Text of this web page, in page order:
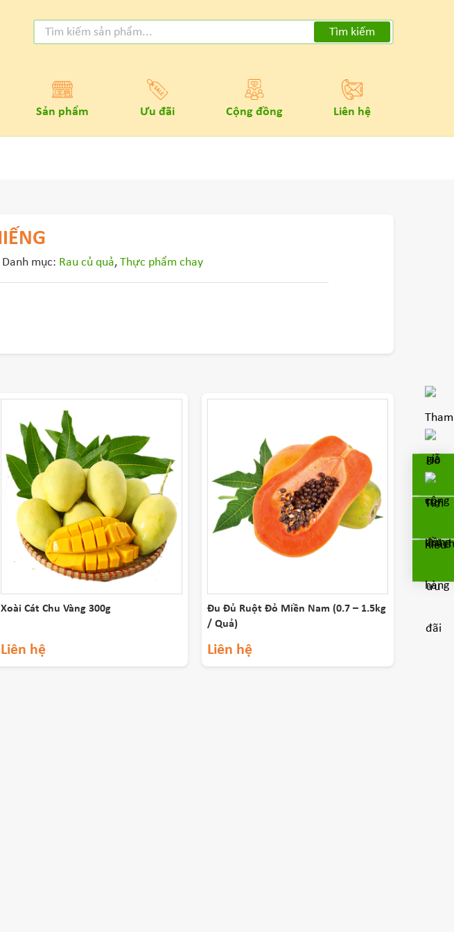
Tìm kiếm
Sản phẩm Ưu đãi Cộng đồng Liên hệ
Danh mục: Rau củ quả, Thực phẩm chay
Xoài Cát Chu Vàng 300g
Liên hệ
Đu Đủ Ruột Đỏ Miền Nam (0.7 – 1.5kg
/ Quả)
Liên hệ